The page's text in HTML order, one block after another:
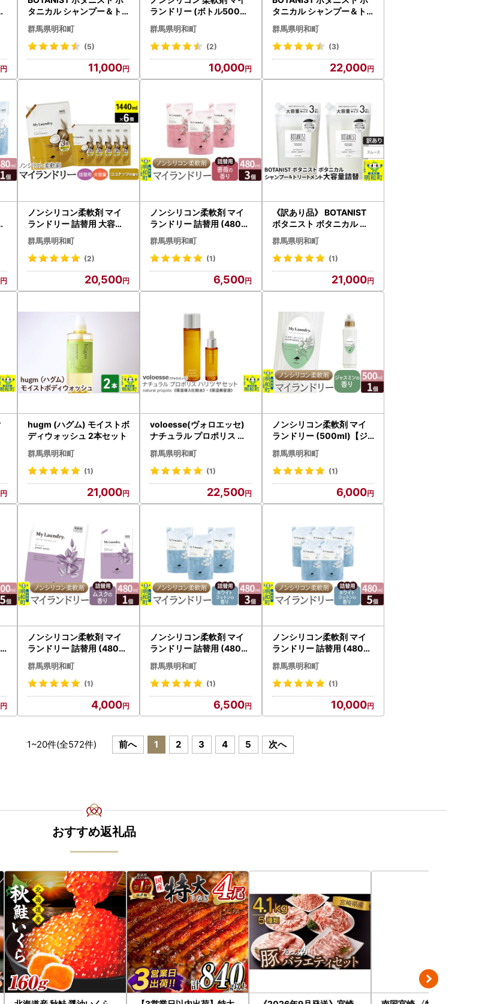
タニカル シャンプー＆ト
リートメント セット【ス
カルプクレンズ】
群馬県明和町
(5)
11,000
ランドリー (ボトル500ml
／1本+詰替用480ml 4個
セット)【ジャスミンの香
り】
群馬県明和町
(2)
10,000
タニカル シャンプー＆ト
リートメント 大容量詰替
セット【スムース】
群馬県明和町
(3)
22,000
ノンシリコン柔軟剤 マイ
ランドリー 詰替用 大容量
（1440ml×6個）【ココナ
ッツの香り】
群馬県明和町
(2)
20,500
ノンシリコン柔軟剤 マイ
ランドリー 詰替用 (480ml
×3個)【薔薇の香り】
群馬県明和町
(1)
6,500
《訳あり品》 BOTANIST
ボタニスト ボタニカル シ
ャンプー＆トリートメント
大容量詰替セット【スムー
ス】
群馬県明和町
(1)
21,000
hugm (ハグム) モイストボ
ディウォッシュ 2本セット
群馬県明和町
(1)
21,000
voloesse(ヴォロエッセ)
ナチュラル プロポリス ハ
リツヤセットnatural prop
olis set
群馬県明和町
(1)
22,500
ノンシリコン柔軟剤 マイ
ランドリー (500ml)【ジ
ャスミンの香り】
群馬県明和町
(1)
6,000
ノンシリコン柔軟剤 マイ
ランドリー 詰替用 (480ml
)【ムスクの香り】
群馬県明和町
(1)
4,000
ノンシリコン柔軟剤 マイ
ランドリー 詰替用 (480ml
×3個)【ホワイトコットン
の香り】
群馬県明和町
(1)
6,500
ノンシリコン柔軟剤 マイ
ランドリー 詰替用 (480ml
×5個)【ホワイトコットン
の香り】
群馬県明和町
(1)
10,000
1~20件(全572件) 前へ 1 2 3 4 5 次へ
おすすめ返礼品